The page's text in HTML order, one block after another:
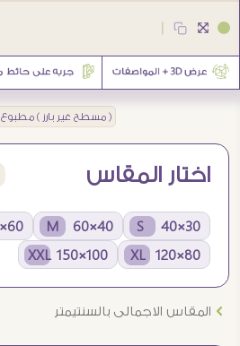
( مسطح غير بارز ) مطبوع
اختار المقاس
30×40 S
40×60 M
60×90 L
80×120 XL
100×150 XXL
Ö المقاس الاجمالى بالسنتيمتر